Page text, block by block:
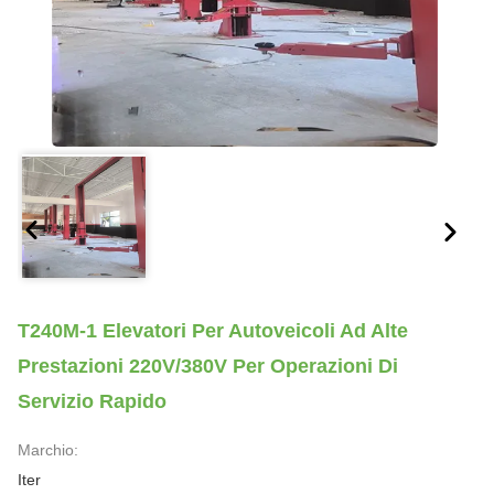
T240M-1 Elevatori Per Autoveicoli Ad Alte
Prestazioni 220V/380V Per Operazioni Di
Servizio Rapido
Marchio:
Iter